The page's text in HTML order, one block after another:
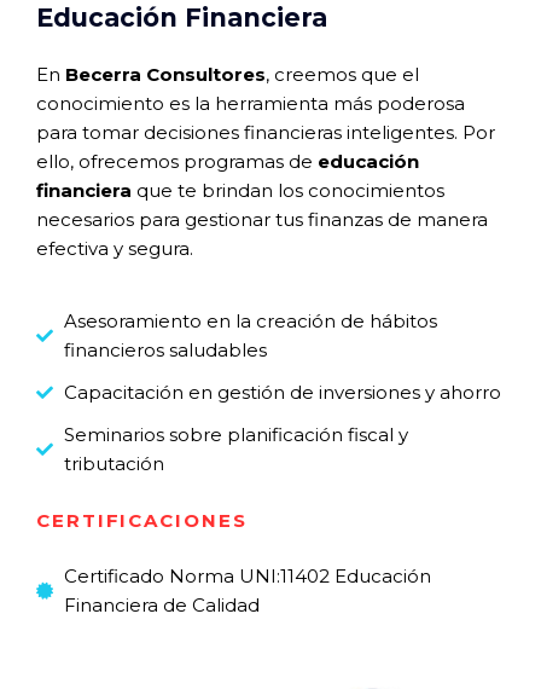
Educación Financiera
En Becerra Consultores, creemos que el
conocimiento es la herramienta más poderosa
para tomar decisiones financieras inteligentes. Por
ello, ofrecemos programas de educación
financiera que te brindan los conocimientos
necesarios para gestionar tus finanzas de manera
efectiva y segura.
Asesoramiento en la creación de hábitos
financieros saludables
Capacitación en gestión de inversiones y ahorro
Seminarios sobre planificación fiscal y
tributación
CERTIFICACIONES
Certificado Norma UNI:11402 Educación
Financiera de Calidad